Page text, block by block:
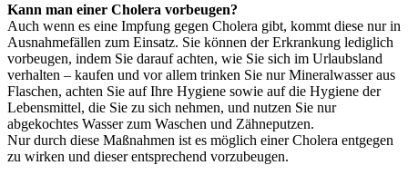
Kann man einer Cholera vorbeugen?
Auch wenn es eine Impfung gegen Cholera gibt, kommt diese nur in
Ausnahmefällen zum Einsatz. Sie können der Erkrankung lediglich
vorbeugen, indem Sie darauf achten, wie Sie sich im Urlaubsland
verhalten – kaufen und vor allem trinken Sie nur Mineralwasser aus
Flaschen, achten Sie auf Ihre Hygiene sowie auf die Hygiene der
Lebensmittel, die Sie zu sich nehmen, und nutzen Sie nur
abgekochtes Wasser zum Waschen und Zähneputzen.
Nur durch diese Maßnahmen ist es möglich einer Cholera entgegen
zu wirken und dieser entsprechend vorzubeugen.